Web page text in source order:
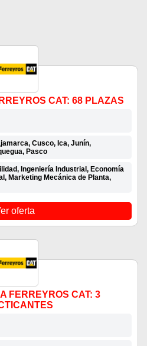
CAT: 68 PLAZAS
Cusco, Ica, Junín,
Pasco
Ingeniería Industrial, Economía
Marketing Mecánica de Planta,
oferta
FERREYROS CAT: 3